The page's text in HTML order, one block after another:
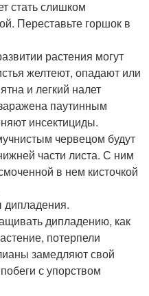
стать слишком
Переставьте горшок в
растения могут
желтеют, опадают или
и легкий налет
паутинным
инсектициды.
червецом будут
части листа. С ним
в нем кисточкой
дипладению, как
потерпели
замедляют свой
с упорством